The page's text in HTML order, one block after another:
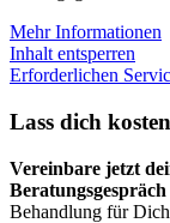
Mehr Informationen
Inhalt entsperren
Erforderlichen
Lass dich
Vereinbare jetzt
Beratungsgespräch
Behandlung für